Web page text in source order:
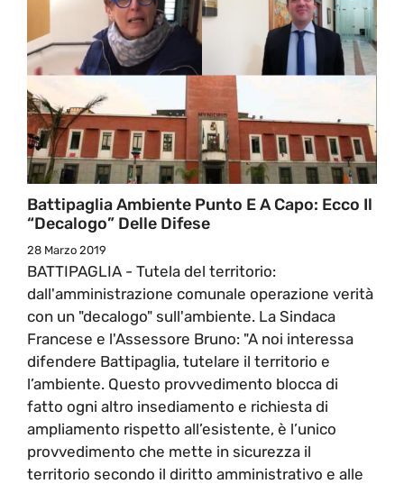
Battipaglia Ambiente Punto E A Capo: Ecco Il
“decalogo” Delle Difese
28 Marzo 2019
BATTIPAGLIA - Tutela del territorio:
dall'amministrazione comunale operazione verità
con un "decalogo" sull'ambiente. La Sindaca
Francese e l'Assessore Bruno: "A noi interessa
difendere Battipaglia, tutelare il territorio e
l’ambiente. Questo provvedimento blocca di
fatto ogni altro insediamento e richiesta di
ampliamento rispetto all’esistente, è l’unico
provvedimento che mette in sicurezza il
territorio secondo il diritto amministrativo e alle